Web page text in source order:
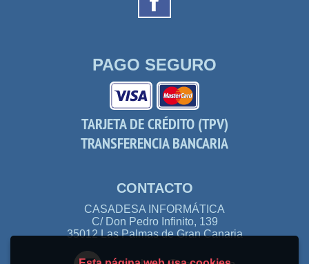
PAGO SEGURO
TARJETA DE CRÉDITO (TPV)
TRANSFERENCIA BANCARIA
CONTACTO
CASADESA INFORMÁTICA
C/ Don Pedro Infinito, 139
35012 Las Palmas de Gran Canaria